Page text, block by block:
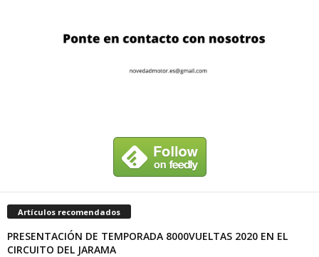
Artículos recomendados
PRESENTACIÓN DE TEMPORADA 8000VUELTAS 2020 EN EL
CIRCUITO DEL JARAMA